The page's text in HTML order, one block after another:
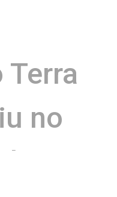
Terra
no